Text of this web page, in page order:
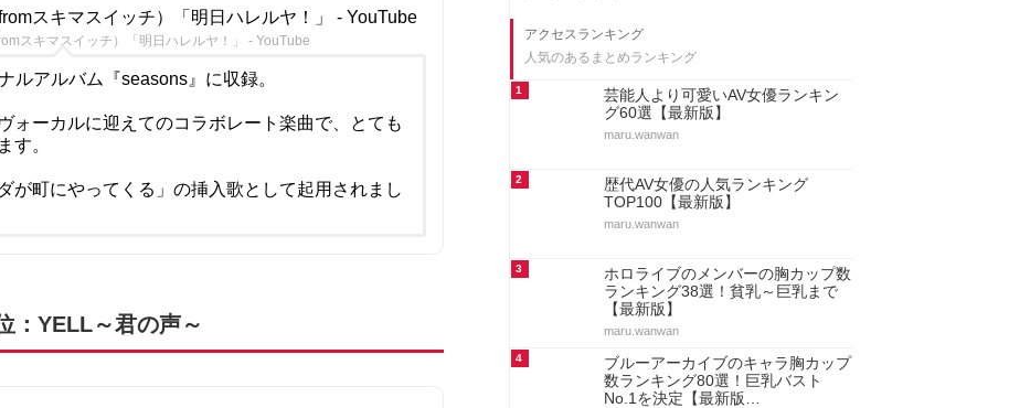
スキマスイッチ）「明日ハレルヤ！」 - YouTube
スキマスイッチ）「明日ハレルヤ！」 - YouTube
ルアルバム『seasons』に収録。
ォーカルに迎えてのコラボレート楽曲で、とても
す。
が町にやってくる」の挿入歌として起用されまし
：YELL～君の声～
アクセスランキング
人気のあるまとめランキング
1
芸能人より可愛いAV女優ランキン
グ60選【最新版】
maru.wanwan
2
歴代AV女優の人気ランキング
TOP100【最新版】
maru.wanwan
3
ホロライブのメンバーの胸カップ数
ランキング38選！貧乳～巨乳まで
【最新版】
maru.wanwan
4
ブルーアーカイブのキャラ胸カップ
数ランキング80選！巨乳バスト
No.1を決定【最新版…